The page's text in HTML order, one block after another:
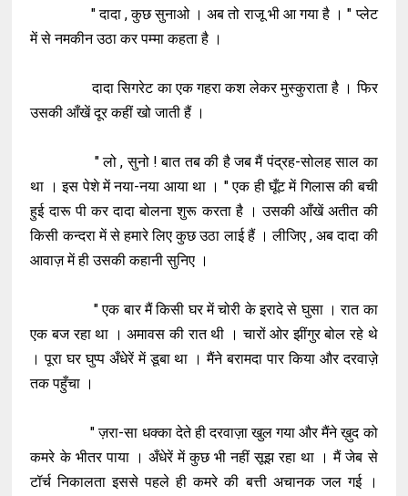
" दादा , कुछ सुनाओ । अब तो राजू भी आ गया है । " प्लेट
में से नमकीन उठा कर पम्मा कहता है ।
दादा सिगरेट का एक गहरा कश लेकर मुस्कुराता है । फिर
उसकी आँखें दूर कहीं खो जाती हैं ।
" लो , सुनो ! बात तब की है जब मैं पंद्रह-सोलह साल का
था । इस पेशे में नया-नया आया था । " एक ही घूँट में गिलास की बची
हुई दारू पी कर दादा बोलना शुरू करता है । उसकी आँखें अतीत की
किसी कन्दरा में से हमारे लिए कुछ उठा लाई हैं । लीजिए , अब दादा की
आवाज़ में ही उसकी कहानी सुनिए ।
" एक बार मैं किसी घर में चोरी के इरादे से घुसा । रात का
एक बज रहा था । अमावस की रात थी । चारों ओर झींगुर बोल रहे थे
। पूरा घर घुप्प अँधेरें में डूबा था । मैंने बरामदा पार किया और दरवाज़े
तक पहुँचा ।
" ज़रा-सा धक्का देते ही दरवाज़ा खुल गया और मैंने ख़ुद को
कमरे के भीतर पाया । अँधेरें में कुछ भी नहीं सूझ रहा था । मैं जेब से
टॉर्च निकालता इससे पहले ही कमरे की बत्ती अचानक जल गई ।